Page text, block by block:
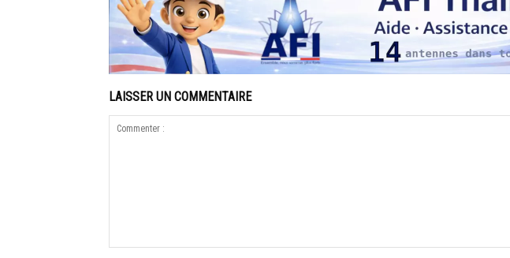
LAISSER UN COMMENTAIRE